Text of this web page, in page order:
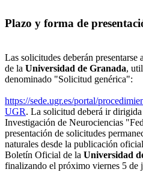
Plazo y forma de
Las solicitudes deberán
de la Universidad de Granada,
denominado "Solicitud genérica":
https://sede.ugr.es/portal/
UGR. La solicitud deberá ir
Investigación de Neurociencias
presentación de solicitudes
naturales desde la publicación
Boletín Oficial de la Universidad
finalizando el próximo viernes 5 de